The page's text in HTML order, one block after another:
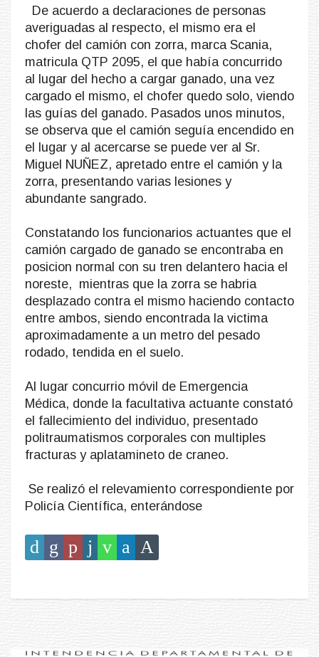
De acuerdo a declaraciones de personas
averiguadas al respecto, el mismo era el
chofer del camión con zorra, marca Scania,
matricula QTP 2095, el que había concurrido
al lugar del hecho a cargar ganado, una vez
cargado el mismo, el chofer quedo solo, viendo
las guías del ganado. Pasados unos minutos,
se observa que el camión seguía encendido en
el lugar y al acercarse se puede ver al Sr.
Miguel NUÑEZ, apretado entre el camión y la
zorra, presentando varias lesiones y
abundante sangrado.
Constatando los funcionarios actuantes que el
camión cargado de ganado se encontraba en
posicion normal con su tren delantero hacia el
noreste, mientras que la zorra se habria
desplazado contra el mismo haciendo contacto
entre ambos, siendo encontrada la victima
aproximadamente a un metro del pesado
rodado, tendida en el suelo.
Al lugar concurrio móvil de Emergencia
Médica, donde la facultativa actuante constató
el fallecimiento del individuo, presentado
politraumatismos corporales con multiples
fracturas y aplatamineto de craneo.
Se realizó el relevamiento correspondiente por
Policía Científica, enterándose